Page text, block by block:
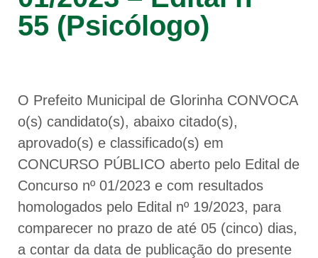
55 (Psicólogo)
O Prefeito Municipal de Glorinha CONVOCA
o(s) candidato(s), abaixo citado(s),
aprovado(s) e classificado(s) em
CONCURSO PÚBLICO aberto pelo Edital de
Concurso nº 01/2023 e com resultados
homologados pelo Edital nº 19/2023, para
comparecer no prazo de até 05 (cinco) dias,
a contar da data de publicação do presente